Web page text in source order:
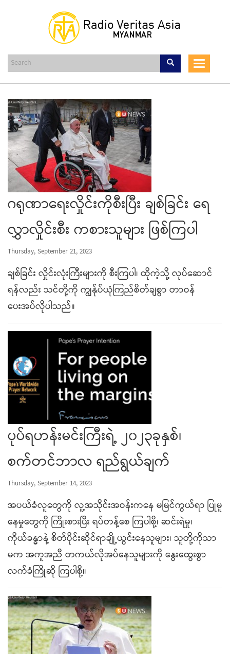
content
Toggle
ဂရုဏာရေးလှိုင်းကိုစီးပြီး ချစ်ခြင်း ရေ
လွှာလှိုင်းစီး ကစားသူများ ဖြစ်ကြပါ
Thursday, September 21, 2023
ချစ်ခြင်း လှိုင်းလုံးကြီးများကို စီးကြပါ၊ ထိုကဲ့သို့ လုပ်ဆောင်
ရန်လည်း သင်တို့ကို ကျွန်ုပ်ယုံကြည်စိတ်ချစွာ တာဝန်
ပေးအပ်လိုပါသည်။
ပုပ်ရဟန်းမင်းကြီးရဲ့ ၂၀၂၃ခုနှစ်၊
စက်တင်ဘာလ ရည်ရွယ်ချက်
Thursday, September 14, 2023
အပယ်ခံလူတွေကို လူ့အသိုင်းအဝန်းကနေ မမြင်ကွယ်ရာ ပြုမူ
နေမှုတွေကို ကြိုးစားပြီး ရပ်တန့်စေ ကြပါစို့၊ ဆင်းရဲမှု၊
ကိုယ်ခန္ဓာနဲ့ စိတ်ပိုင်းဆိုင်ရာချို့ယွင်းနေသူများ၊ သူတို့ကိုသာ
မက အကူအညီ တကယ်လိုအပ်နေသူများကို နွေးထွေးစွာ
လက်ခံကြိုဆို ကြပါစို့။